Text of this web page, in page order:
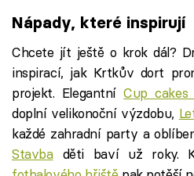
Nápady, které inspirují
Chcete jít ještě o krok dál?
inspirací, jak Krtkův dort
projekt. ElegantníCup
doplní velikonoční výzdobu,
každé zahradní party a
Stavbaděti baví už roky.